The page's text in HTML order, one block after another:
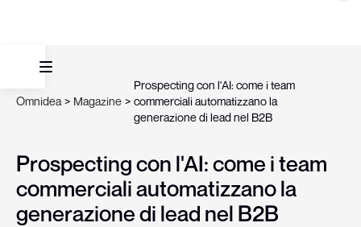
Omnidea > Magazine >
Prospecting con l'AI: come i team
commerciali automatizzano la
generazione di lead nel B2B
Prospecting con l'AI: come i team
commerciali automatizzano la
generazione di lead nel B2B